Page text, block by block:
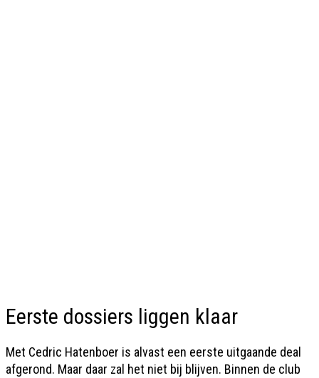
Eerste dossiers liggen klaar
Met Cedric Hatenboer is alvast een eerste uitgaande deal
afgerond. Maar daar zal het niet bij blijven. Binnen de club